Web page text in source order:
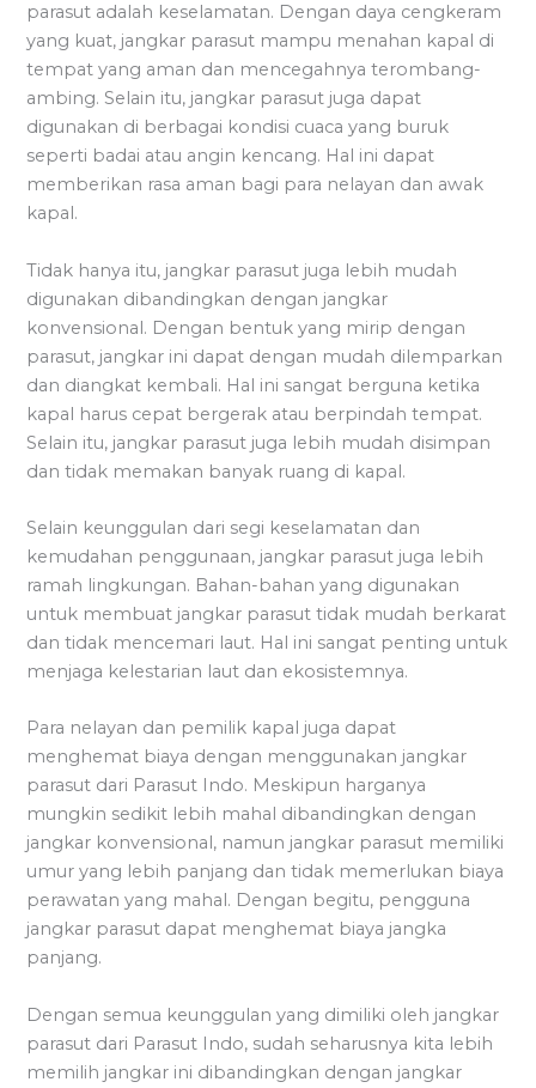
parasut adalah keselamatan. Dengan daya cengkeram
yang kuat, jangkar parasut mampu menahan kapal di
tempat yang aman dan mencegahnya terombang-
ambing. Selain itu, jangkar parasut juga dapat
digunakan di berbagai kondisi cuaca yang buruk
seperti badai atau angin kencang. Hal ini dapat
memberikan rasa aman bagi para nelayan dan awak
kapal.
Tidak hanya itu, jangkar parasut juga lebih mudah
digunakan dibandingkan dengan jangkar
konvensional. Dengan bentuk yang mirip dengan
parasut, jangkar ini dapat dengan mudah dilemparkan
dan diangkat kembali. Hal ini sangat berguna ketika
kapal harus cepat bergerak atau berpindah tempat.
Selain itu, jangkar parasut juga lebih mudah disimpan
dan tidak memakan banyak ruang di kapal.
Selain keunggulan dari segi keselamatan dan
kemudahan penggunaan, jangkar parasut juga lebih
ramah lingkungan. Bahan-bahan yang digunakan
untuk membuat jangkar parasut tidak mudah berkarat
dan tidak mencemari laut. Hal ini sangat penting untuk
menjaga kelestarian laut dan ekosistemnya.
Para nelayan dan pemilik kapal juga dapat
menghemat biaya dengan menggunakan jangkar
parasut dari Parasut Indo. Meskipun harganya
mungkin sedikit lebih mahal dibandingkan dengan
jangkar konvensional, namun jangkar parasut memiliki
umur yang lebih panjang dan tidak memerlukan biaya
perawatan yang mahal. Dengan begitu, pengguna
jangkar parasut dapat menghemat biaya jangka
panjang.
Dengan semua keunggulan yang dimiliki oleh jangkar
parasut dari Parasut Indo, sudah seharusnya kita lebih
memilih jangkar ini dibandingkan dengan jangkar